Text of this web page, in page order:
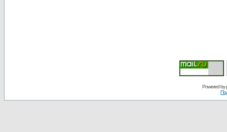
Powered by